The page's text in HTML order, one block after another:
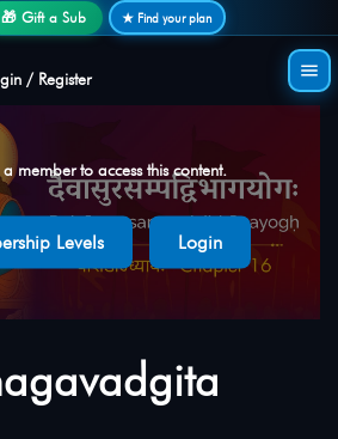
🎁 Gift a Sub ★ Find your plan
/ Register
member to access this content.
Levels Login
login • No password needed